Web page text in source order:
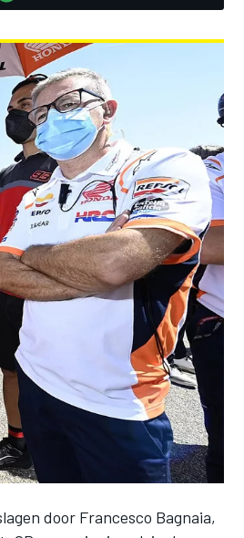
door Francesco Bagnaia,